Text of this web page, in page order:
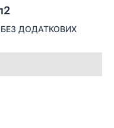
ДОДАТКОВИХ